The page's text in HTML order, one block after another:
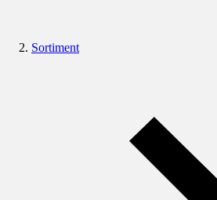
Sortiment